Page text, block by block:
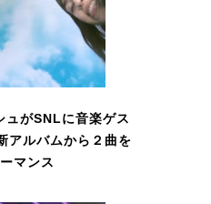
ュがSNLに音楽ゲス
ルバムから２曲を
マンス